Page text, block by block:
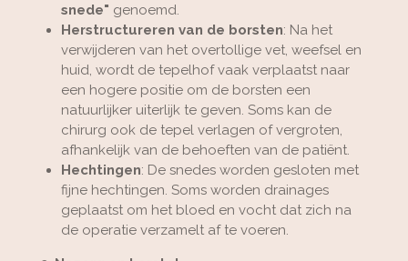
snede" genoemd.
Herstructureren van de borsten: Na het
verwijderen van het overtollige vet, weefsel en
huid, wordt de tepelhof vaak verplaatst naar
een hogere positie om de borsten een
natuurlijker uiterlijk te geven. Soms kan de
chirurg ook de tepel verlagen of vergroten,
afhankelijk van de behoeften van de patiënt.
Hechtingen: De snedes worden gesloten met
fijne hechtingen. Soms worden drainages
geplaatst om het bloed en vocht dat zich na
de operatie verzamelt af te voeren.